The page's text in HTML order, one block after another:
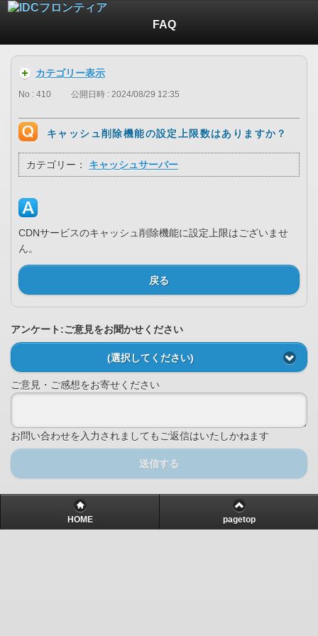
FAQ
カテゴリー表示
No : 410 公開日時 : 2024/08/29 12:35
キャッシュ削除機能の設定上限数はありますか？
カテゴリー： キャッシュサーバー
CDNサービスのキャッシュ削除機能に設定上限はございませ
ん。
戻る
アンケート:ご意見をお聞かせください
(選択してください)
ご意見・ご感想をお寄せください
お問い合わせを入力されましてもご返信はいたしかねます
送信する
HOME pagetop